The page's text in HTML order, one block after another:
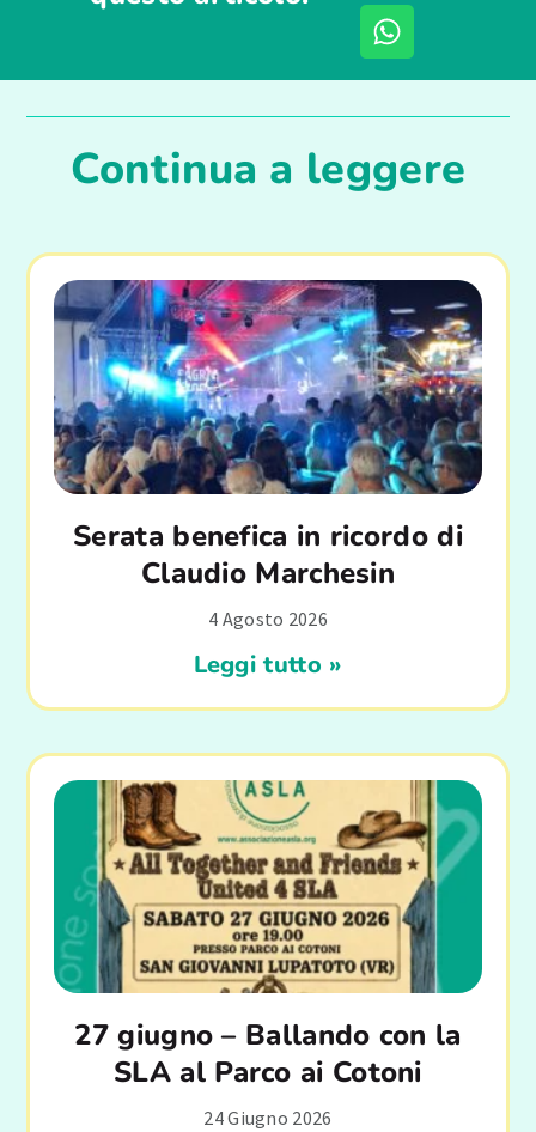
Continua a leggere
Serata benefica in ricordo di
Claudio Marchesin
4 Agosto 2026
Leggi tutto »
27 giugno – Ballando con la
SLA al Parco ai Cotoni
24 Giugno 2026